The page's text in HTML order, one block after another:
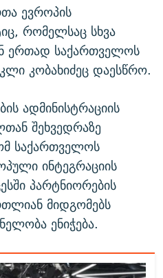
ევროპის
რომელსაც სხვა
ერთად საქართველოს
კობახიძეც დაესწრო.
ადმინისტრაციის
შეხვედრაზე
საქართველოს
ინტეგრაციის
პარტნიორების
მიდგომებს
ენიჭება.